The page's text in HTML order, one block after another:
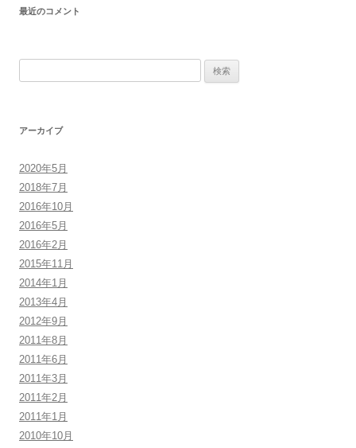
最近のコメント
アーカイブ
2020年5月
2018年7月
2016年10月
2016年5月
2016年2月
2015年11月
2014年1月
2013年4月
2012年9月
2011年8月
2011年6月
2011年3月
2011年2月
2011年1月
2010年10月